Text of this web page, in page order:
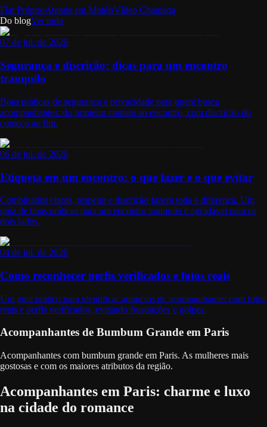
Flat PróprioAtende em MotéisVídeo Chamada
Do blogVer tudo
07 de jul. de 2026
Segurança e discrição: dicas para um encontro
tranquilo
Boas práticas de segurança e privacidade para quem busca
acompanhantes: do primeiro contato ao encontro, com discrição do
começo ao fim.
06 de jul. de 2026
Etiqueta em um encontro: o que fazer e o que evitar
Combinados claros, respeito e discrição fazem toda a diferença. Um
guia de boas práticas para um encontro tranquilo e agradável para os
dois lados.
04 de jul. de 2026
Como reconhecer perfis verificados e fotos reais
Um guia prático para identificar anúncios de acompanhantes com fotos
reais e perfis verificados, evitando frustrações e golpes.
Acompanhantes de Bumbum Grande em Paris
Acompanhantes com bumbum grande em Paris. As mulheres mais
gostosas e com os maiores atributos da região.
Acompanhantes em Paris: charme e luxo
na cidade do romance